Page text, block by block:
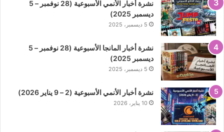
نشرة أخبار الأنمي الأسبوعية (28 نوفمبر – 5
ديسمبر 2025)
5 ديسمبر، 2025
نشرة أخبار المانجا الأسبوعية (28 نوفمبر – 5
ديسمبر 2025)
5 ديسمبر، 2025
نشرة أخبار الأنمي الأسبوعية (2 – 9 يناير 2026)
10 يناير، 2026